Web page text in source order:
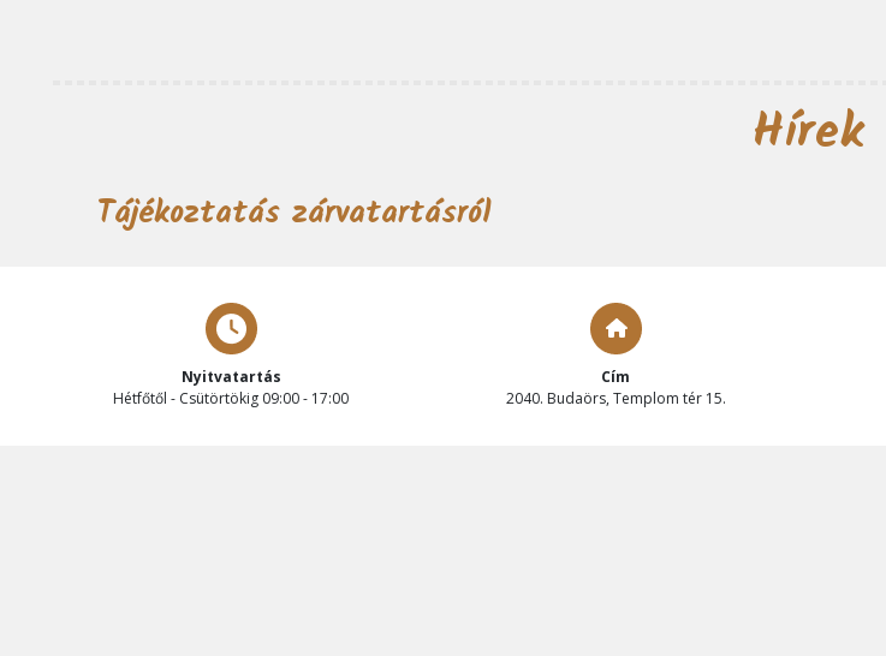
Hírek
Tájékoztatás zárvatartásról
Nyitvatartás
Hétfőtől - Csütörtökig 09:00 - 17:00
Cím
2040. Budaörs, Templom tér 15.